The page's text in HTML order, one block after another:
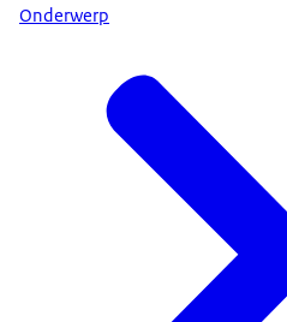
Onderwerp